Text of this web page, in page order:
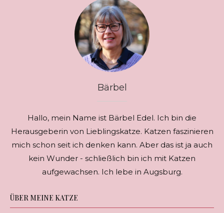
Bärbel
Hallo, mein Name ist Bärbel Edel. Ich bin die
Herausgeberin von Lieblingskatze. Katzen faszinieren
mich schon seit ich denken kann. Aber das ist ja auch
kein Wunder - schließlich bin ich mit Katzen
aufgewachsen. Ich lebe in Augsburg.
ÜBER MEINE KATZE